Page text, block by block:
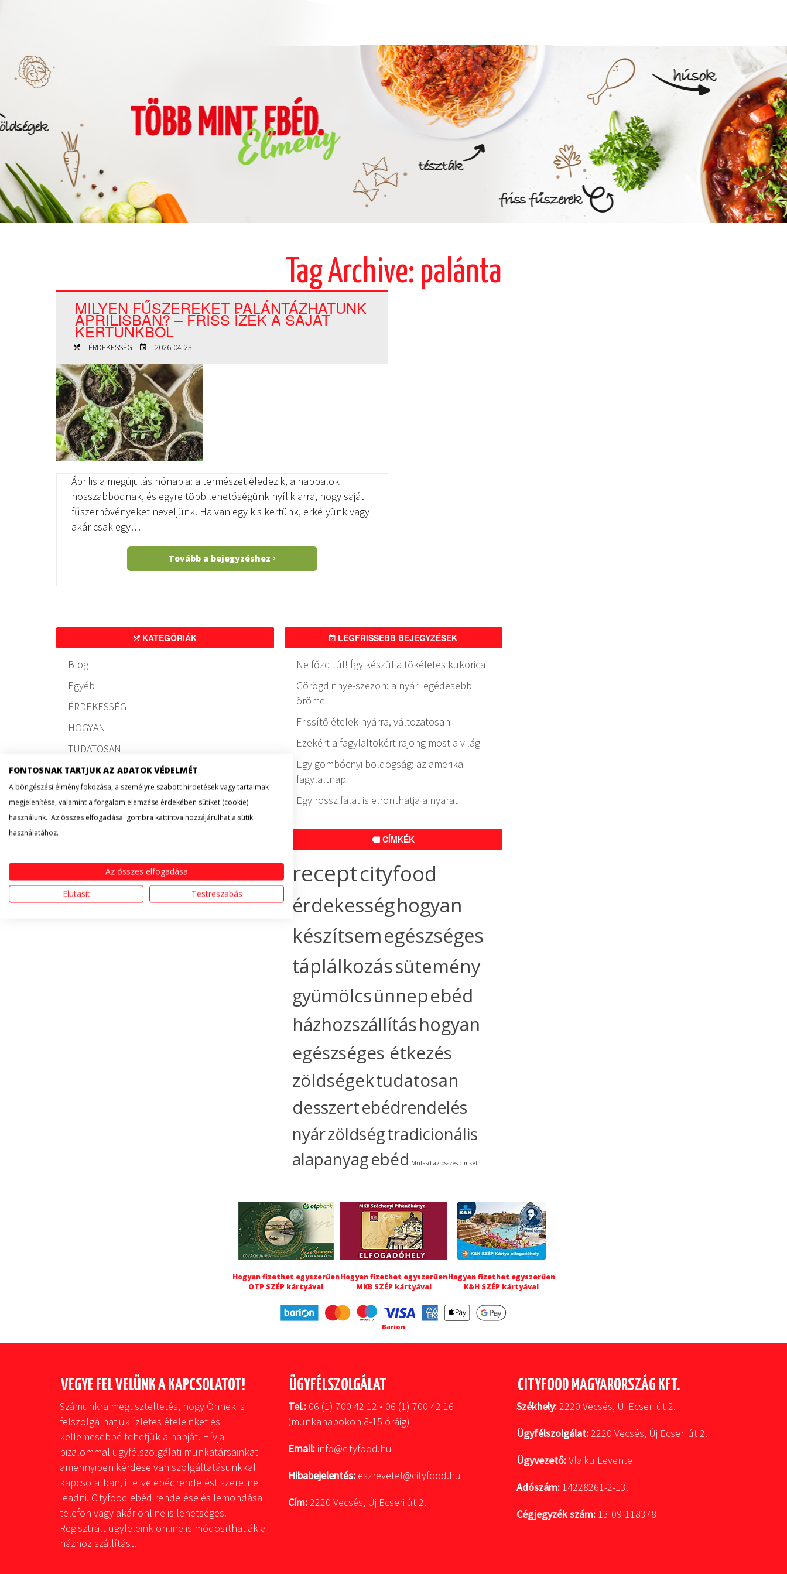
Tag Archive: palánta
MILYEN FŰSZEREKET PALÁNTÁZHATUNK
ÁPRILISBAN? – FRISS ÍZEK A SAJÁT
KERTÜNKBŐL
ÉRDEKESSÉG | 2026-04-23
Április a megújulás hónapja: a természet éledezik, a nappalok
hosszabbodnak, és egyre több lehetőségünk nyílik arra, hogy saját
fűszernövényeket neveljünk. Ha van egy kis kertünk, erkélyünk vagy
akár csak egy…
Tovább a bejegyzéshez
KATEGÓRIÁK
Blog
Egyéb
ÉRDEKESSÉG
HOGYAN
TUDATOSAN
LEGFRISSEBB BEJEGYZÉSEK
Ne főzd túl! Így készül a tökéletes kukorica
Görögdinnye-szezon: a nyár legédesebb
öröme
Frissítő ételek nyárra, változatosan
Ezekért a fagylaltokért rajong most a világ
Egy gombócnyi boldogság: az amerikai
fagylaltnap
Egy rossz falat is elronthatja a nyarat
CÍMKÉK
receptcityfood
érdekességhogyan
készítsemegészséges
táplálkozássütemény
gyümölcsünnepebéd
házhozszállításhogyan
egészséges étkezés
zöldségektudatosan
desszertebédrendelés
nyárzöldségtradicionális
alapanyagebéd Mutasd az összes címkét
Hogyan fizethet egyszerűen
OTP SZÉP kártyával
Hogyan fizethet egyszerűen
MKB SZÉP kártyával
Hogyan fizethet egyszerűen
K&H SZÉP kártyával
Barion
VEGYE FEL VELÜNK A KAPCSOLATOT!
Számunkra megtiszteltetés, hogy Önnek is
felszolgálhatjuk ízletes ételeinket és
kellemesebbé tehetjük a napját. Hívja
bizalommal ügyfélszolgálati munkatársainkat
amennyiben kérdése van szolgáltatásunkkal
kapcsolatban, illetve ebédrendelést szeretne
leadni. Cityfood ebéd rendelése és lemondása
telefon vagy akár online is lehetséges.
Regisztrált ügyfeleink online is módosíthatják a
házhoz szállítást.
ÜGYFÉLSZOLGÁLAT
Tel.: 06 (1) 700 42 12 • 06 (1) 700 42 16
(munkanapokon 8-15 óráig)
Email: info@cityfood.hu
Hibabejelentés: eszrevetel@cityfood.hu
Cím:2220 Vecsés, Új Ecseri út 2.
CITYFOOD MAGYARORSZÁG KFT.
Székhely:2220 Vecsés, Új Ecseri út 2.
Ügyfélszolgálat:2220 Vecsés, Új Ecseri út 2.
Ügyvezető:Vlajku Levente
Adószám: 14228261-2-13.
Cégjegyzék szám: 13-09-118378
FONTOSNAK TARTJUK AZ ADATOK VÉDELMÉT
A böngészési élmény fokozása, a személyre szabott hirdetések vagy tartalmak
megjelenítése, valamint a forgalom elemzése érdekében sütiket (cookie)
használunk. 'Az összes elfogadása' gombra kattintva hozzájárulhat a sütik
használatához.
Az összes elfogadása
Elutasít
Testreszabás